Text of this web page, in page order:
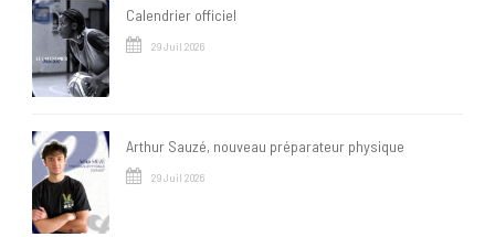
Calendrier officiel
29 Juil 2026
Arthur Sauzé, nouveau préparateur physique
29 Juil 2026